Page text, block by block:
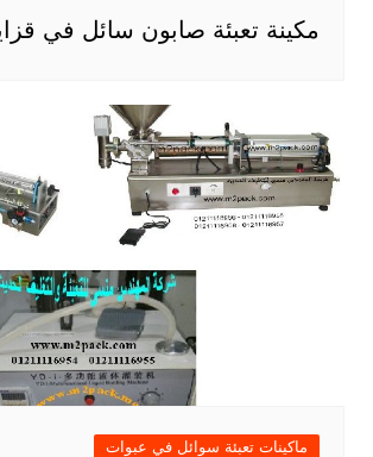
مكينة تعبئة صابون سائل في
ماكينات تعبئة سوائل في عبوات